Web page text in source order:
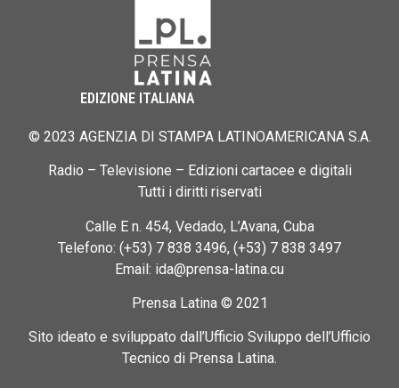
EDIZIONE ITALIANA
© 2023 AGENZIA DI STAMPA LATINOAMERICANA S.A.
Radio – Televisione – Edizioni cartacee e digitali
Tutti i diritti riservati
Calle E n. 454, Vedado, L’Avana, Cuba
Telefono: (+53) 7 838 3496, (+53) 7 838 3497
Email: ida@prensa-latina.cu
Prensa Latina © 2021
Sito ideato e sviluppato dall’Ufficio Sviluppo dell’Ufficio
Tecnico di Prensa Latina.